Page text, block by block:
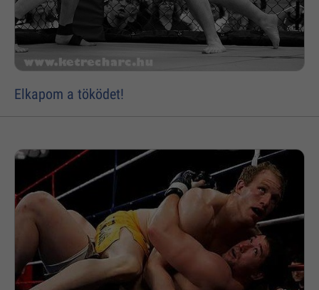
Elkapom a töködet!